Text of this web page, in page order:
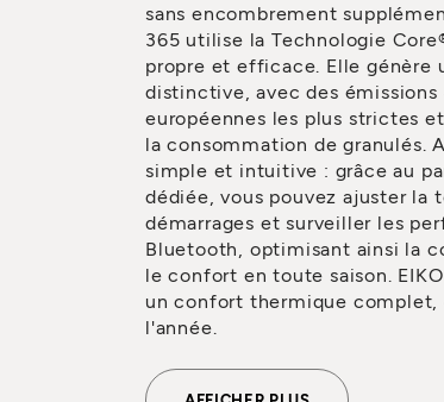
sans encombrement
365 utilise la Technologie
propre et efficace. Elle génère
distinctive, avec des
européennes les plus strictes
la consommation de granulés.
simple et intuitive : grâce au
dédiée, vous pouvez ajuster la
démarrages et surveiller les
Bluetooth, optimisant ainsi la
le confort en toute saison.
un confort thermique
l'année.